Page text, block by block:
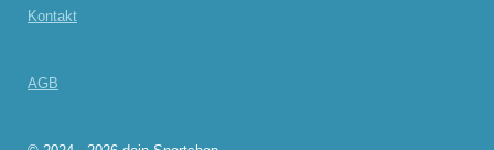
Kontakt
AGB